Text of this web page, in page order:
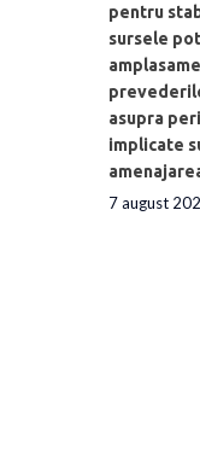
pentru
sursele
asupra
implicate
7 august